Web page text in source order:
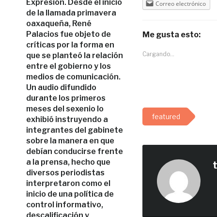
Expresión. Desde el inicio
de la llamada primavera
oaxaqueña, René
Palacios fue objeto de
críticas por la forma en
que se planteó la relación
entre el gobierno y los
medios de comunicación.
Un audio difundido
durante los primeros
meses del sexenio lo
exhibió instruyendo a
integrantes del gabinete
sobre la manera en que
debían conducirse frente
a la prensa, hecho que
diversos periodistas
interpretaron como el
inicio de una política de
control informativo,
descalificación y
Correo electrónico
Me gusta esto:
Cargando...
featured